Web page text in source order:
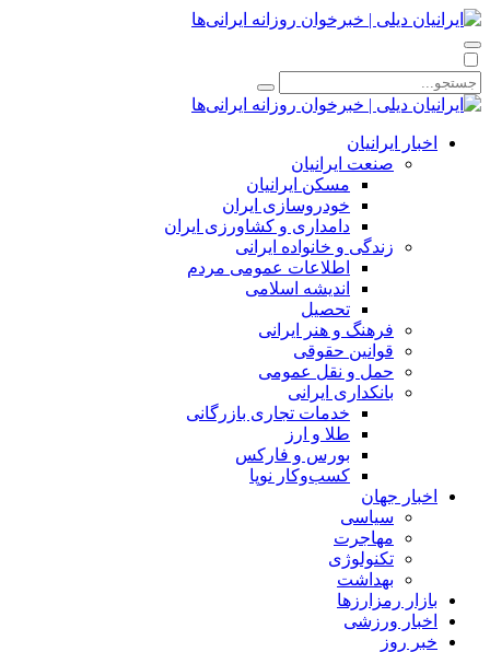
اخبار ایرانیان
صنعت ایرانیان
مسکن ایرانیان
خودروسازی ایران
دامداری و کشاورزی ایران
زندگی و خانواده ایرانی
اطلاعات عمومی مردم
اندیشه اسلامی
تحصیل
فرهنگ و هنر ایرانی
قوانین حقوقی
حمل و نقل عمومی
بانکداری ایرانی
خدمات تجاری بازرگانی
طلا و ارز
بورس و فارکس
کسب‌وکار نوپا
اخبار جهان
سیاسی
مهاجرت
تکنولوژی
بهداشت
بازار رمزارزها
اخبار ورزشی
خبر روز